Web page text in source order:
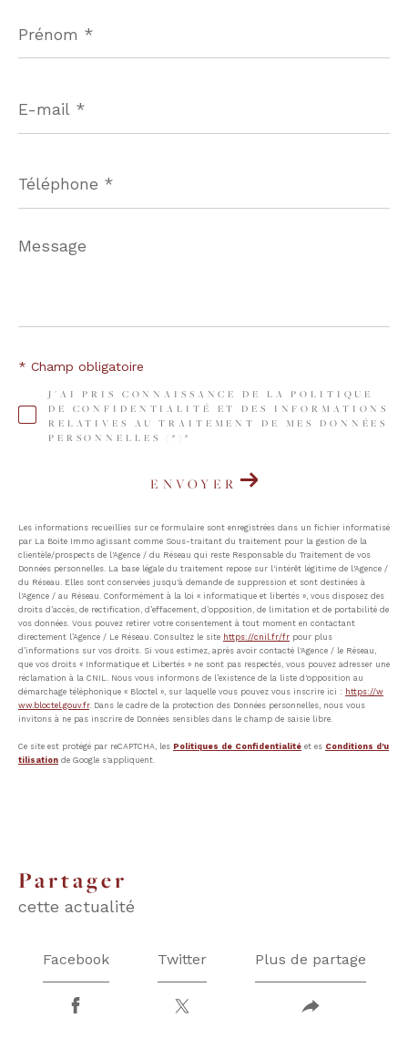
*
mail
*
*
Message
*
J'AI PRIS CONNAISSANCE DE LA POLITIQUE
DE CONFIDENTIALITÉ ET DES INFORMATIONS
RELATIVES AU TRAITEMENT DE MES DONNÉES
PERSONNELLES (*)*
* Champ obligatoire
ENVOYER
Les informations recueillies sur ce formulaire sont enregistrées dans un fichier informatisé
par La Boite Immo agissant comme Sous-traitant du traitement pour la gestion de la
clientèle/prospects de l'Agence / du Réseau qui reste Responsable du Traitement de vos
Données personnelles. La base légale du traitement repose sur l'intérêt légitime de l'Agence /
du Réseau. Elles sont conservées jusqu'à demande de suppression et sont destinées à
l'Agence / au Réseau. Conformément à la loi « informatique et libertés », vous disposez des
droits d’accès, de rectification, d’effacement, d’opposition, de limitation et de portabilité de
vos données. Vous pouvez retirer votre consentement à tout moment en contactant
directement l’Agence / Le Réseau. Consultez le site https://cnil.fr/fr pour plus
d’informations sur vos droits. Si vous estimez, après avoir contacté l'Agence / le Réseau,
que vos droits « Informatique et Libertés » ne sont pas respectés, vous pouvez adresser une
réclamation à la CNIL. Nous vous informons de l’existence de la liste d'opposition au
démarchage téléphonique « Bloctel », sur laquelle vous pouvez vous inscrire ici : https://w
ww.bloctel.gouv.fr. Dans le cadre de la protection des Données personnelles, nous vous
invitons à ne pas inscrire de Données sensibles dans le champ de saisie libre.
Ce site est protégé par reCAPTCHA, les Politiques de Confidentialité et es Conditions d'u
tilisation de Google s'appliquent.
partager
cette actualité
Facebook Twitter Plus de partage